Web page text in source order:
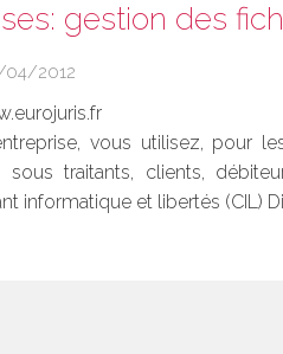
gestion des
2012
vous utilisez, pour
sous traitants, clients,
informatique et libertés (CIL)